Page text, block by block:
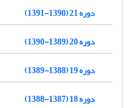
دوره 21 (1390-1391)
دوره 20 (1389-1390)
دوره 19 (1388-1389)
دوره 18 (1387-1388)